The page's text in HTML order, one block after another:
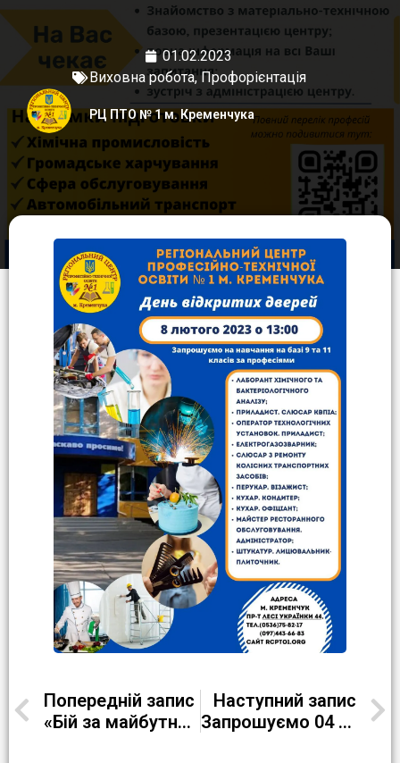
01.02.2023
Виховна робота,Профорієнтація
РЦ ПТО № 1 м. Кременчука
Попередній запис
«Бій за майбутнє» інформаційні матеріали до Дня пам’яті Героїв Крут–2023
Наступний запис
Запрошуємо 04 лютого о 10.00 на Крест “Світ професій”